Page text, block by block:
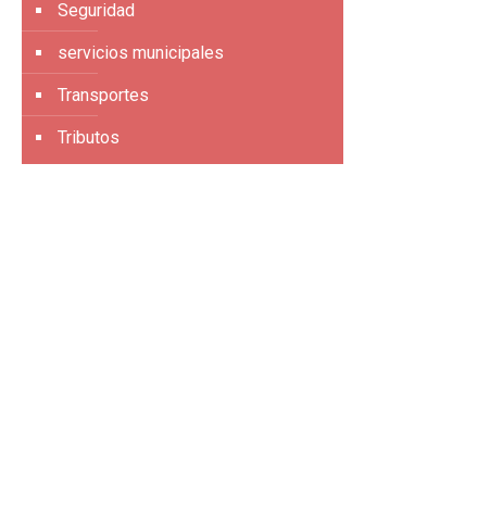
Seguridad
servicios municipales
Transportes
Tributos